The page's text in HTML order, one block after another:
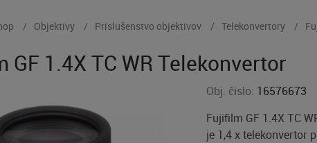
Objektívy Príslušenstvo objektívov Telekonvertory
GF 1.4X TC WR Telekonvertor
Obj. čislo: 16576673
Fujifilm GF 1.4X TC
je 1,4 x telekonvertor